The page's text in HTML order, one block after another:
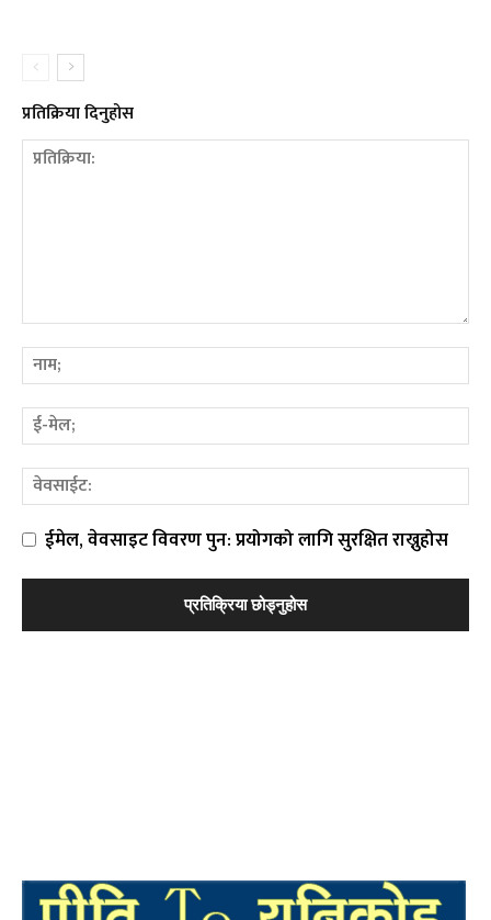
प्रतिक्रिया दिनुहोस
ईमेल, वेवसाइट विवरण पुन: प्रयोगको लागि सुरक्षित राख्नुहोस